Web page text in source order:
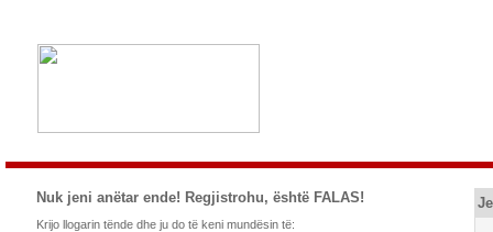
Nuk jeni anëtar ende! Regjistrohu, është FALAS!
Krijo llogarin tënde dhe ju do të keni mundësin të: